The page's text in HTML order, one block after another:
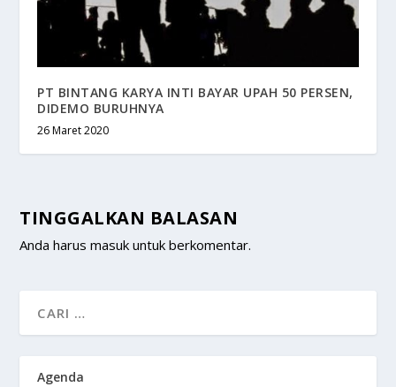
PT BINTANG KARYA INTI BAYAR UPAH 50 PERSEN,
DIDEMO BURUHNYA
26 Maret 2020
TINGGALKAN BALASAN
Anda harusmasuk untuk berkomentar.
Agenda